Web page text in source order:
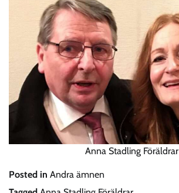
Anna Stadling Föräldrar
Posted in Andra ämnen